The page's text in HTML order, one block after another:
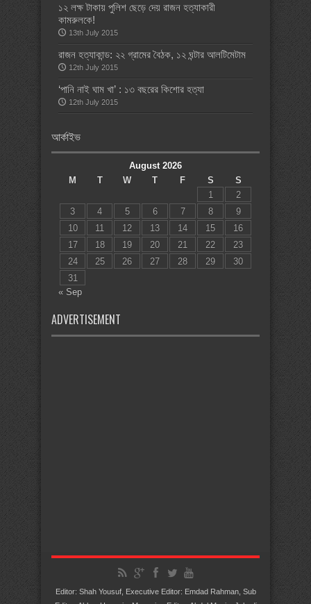
১২ লক্ষ টাকায় পুলিশ ছেড়ে দেয় রাজন হত্যাকারী
কামরুলকে!
13th July 2015
রাজন হত্যাকান্ড: ২২ গ্রামের বৈঠক, ১২ ঘন্টার আলটিমেটাম
12th July 2015
‘পানি নাই ঘাম খা’ : ১৩ বছরের কিশোর হত্যা
12th July 2015
আর্কাইভ
August 2026
M
T W T F S
S
1
2
3
4 5 6 7 8
9
10
11 12 13 14 15
16
17
18 19 20 21 22
23
24
25 26 27 28 29
30
31
« Sep
ADVERTISEMENT
Editor: Shah Yousuf, Executive Editor: Emdad Rahman, Sub